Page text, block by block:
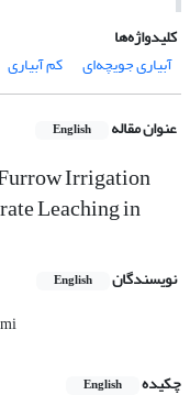
کلیدواژه‌ها
آبیاری جویچه‌ای
کم آبیاری
عنوان مقاله English
Irrigation
Leaching in
نویسندگان English
چکیده
English